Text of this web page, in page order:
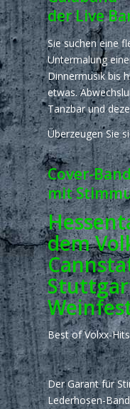
der Live
Sie suchen eine
Untermalung
Dinnermusik bis
etwas.
Tanzbar und
Überzeugen Sie
Cover-
mit
dem
Best of Volxx-
Der Garant für
Lederhosen-